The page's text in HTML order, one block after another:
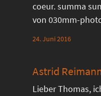
coeur. summa
von 030mm-
24. Juni 2016
Astrid
Lieber Thomas,